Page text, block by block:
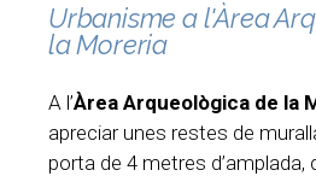
Urbanisme a l'Àrea
la Moreria
A l’Àrea Arqueològica de la
apreciar unes restes de
porta de 4 metres d’amplada,